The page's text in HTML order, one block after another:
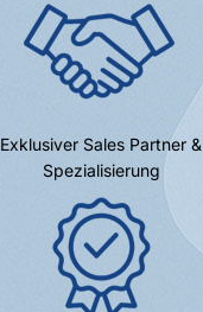
Exklusiver Sales Partner &
Spezialisierung